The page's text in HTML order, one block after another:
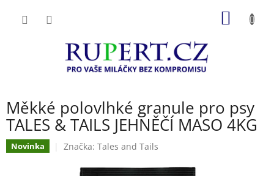
Měkké polovlhké granule pro psy
TALES & TAILS JEHNĚČÍ MASO 4KG
Novinka Značka: Tales and Tails